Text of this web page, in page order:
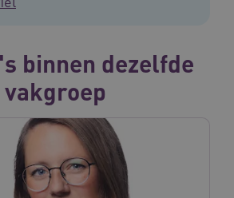
binnen dezelfde
vakgroep